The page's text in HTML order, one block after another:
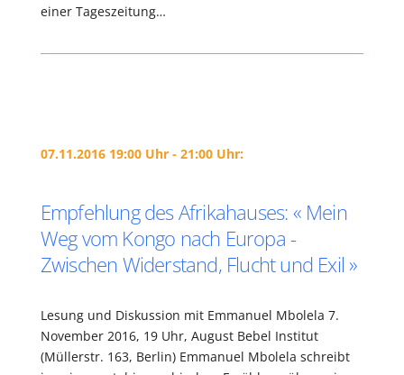
einer Tageszeitung…
07.11.2016 19:00 Uhr - 21:00 Uhr:
Empfehlung des Afrikahauses: « Mein
Weg vom Kongo nach Europa -
Zwischen Widerstand, Flucht und Exil »
Lesung und Diskussion mit Emmanuel Mbolela 7.
November 2016, 19 Uhr, August Bebel Institut
(Müllerstr. 163, Berlin) Emmanuel Mbolela schreibt